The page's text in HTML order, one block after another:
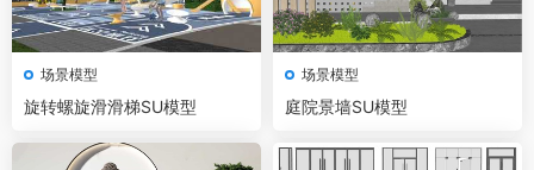
场景模型
旋转螺旋滑滑梯SU模型
场景模型
庭院景墙SU模型